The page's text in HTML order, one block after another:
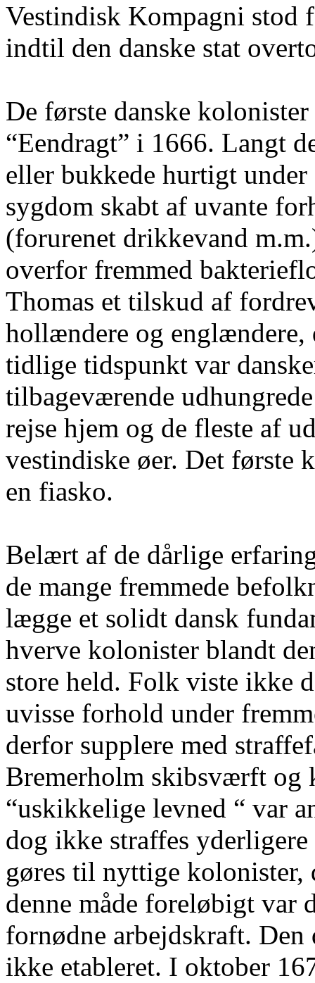
Vestindisk Kompagni stod
indtil den danske stat
De første danske
“Eendragt” i 1666. Langt
eller bukkede hurtigt
sygdom skabt af uvante
(forurenet drikkevand
overfor fremmed
Thomas et tilskud af
hollændere og englændere,
tidlige tidspunkt var
tilbageværende
rejse hjem og de fleste af
vestindiske øer. Det første
en fiasko.
Belært af de dårlige
de mange fremmede
lægge et solidt dansk
hverve kolonister blandt
store held. Folk viste ikke
uvisse forhold under
derfor supplere med
Bremerholm skibsværft og
“uskikkelige levned “ var
dog ikke straffes
gøres til nyttige kolonister,
denne måde foreløbigt var
fornødne arbejdskraft. Den
ikke etableret. I oktober